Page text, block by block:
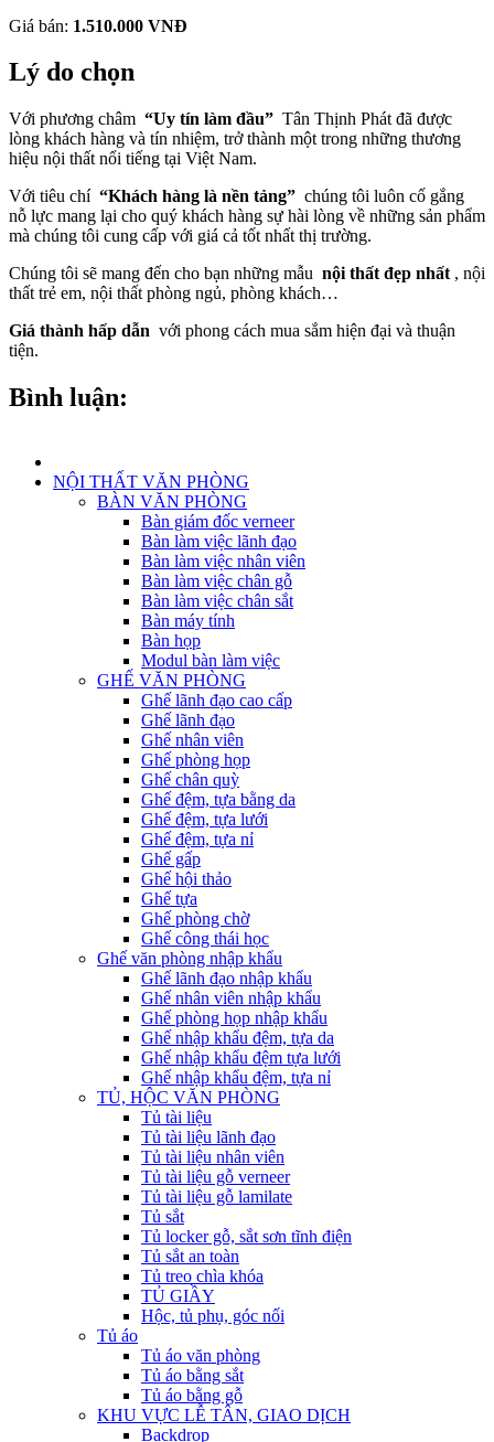
Giá bán: 1.510.000 VNĐ
Lý do chọn
Với phương châm “Uy tín làm đầu” Tân Thịnh Phát đã được
lòng khách hàng và tín nhiệm, trở thành một trong những thương
hiệu nội thất nổi tiếng tại Việt Nam.
Với tiêu chí “Khách hàng là nền tảng” chúng tôi luôn cố gắng
nỗ lực mang lại cho quý khách hàng sự hài lòng về những sản phẩm
mà chúng tôi cung cấp với giá cả tốt nhất thị trường.
Chúng tôi sẽ mang đến cho bạn những mẫu nội thất đẹp nhất , nội
thất trẻ em, nội thất phòng ngủ, phòng khách…
Giá thành hấp dẫn với phong cách mua sắm hiện đại và thuận
tiện.
Bình luận:
NỘI THẤT VĂN PHÒNG
BÀN VĂN PHÒNG
Bàn giám đốc verneer
Bàn làm việc lãnh đạo
Bàn làm việc nhân viên
Bàn làm việc chân gỗ
Bàn làm việc chân sắt
Bàn máy tính
Bàn họp
Modul bàn làm việc
GHẾ VĂN PHÒNG
Ghế lãnh đạo cao cấp
Ghế lãnh đạo
Ghế nhân viên
Ghế phòng họp
Ghế chân quỳ
Ghế đệm, tựa bằng da
Ghế đệm, tựa lưới
Ghế đệm, tựa nỉ
Ghế gấp
Ghế hội thảo
Ghế tựa
Ghế phòng chờ
Ghế công thái học
Ghế văn phòng nhập khẩu
Ghế lãnh đạo nhập khẩu
Ghế nhân viên nhập khẩu
Ghế phòng họp nhập khẩu
Ghế nhập khẩu đệm, tựa da
Ghế nhập khẩu đệm tựa lưới
Ghế nhập khẩu đệm, tựa nỉ
TỦ, HỘC VĂN PHÒNG
Tủ tài liệu
Tủ tài liệu lãnh đạo
Tủ tài liệu nhân viên
Tủ tài liệu gỗ verneer
Tủ tài liệu gỗ lamilate
Tủ sắt
Tủ locker gỗ, sắt sơn tĩnh điện
Tủ sắt an toàn
Tủ treo chìa khóa
TỦ GIẦY
Hộc, tủ phụ, góc nối
Tủ áo
Tủ áo văn phòng
Tủ áo bằng sắt
Tủ áo bằng gỗ
KHU VỰC LỄ TÂN, GIAO DỊCH
Backdrop